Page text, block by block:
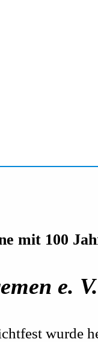
mit 100
e.
wurde